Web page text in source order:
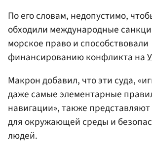
По его словам, недопустимо,
обходили международные
морское право и способствовали
финансированию конфликта на
Макрон добавил, что эти суда,
даже самые элементарные
навигации», также представляют
для окружающей среды и
людей.